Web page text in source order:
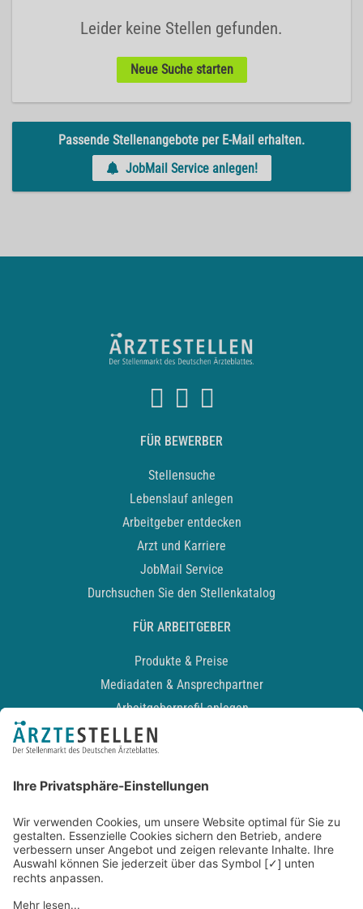
Leider keine Stellen gefunden.
Neue Suche starten
Passende Stellenangebote per E-Mail erhalten.
JobMail Service anlegen!
FÜR BEWERBER
Stellensuche
Lebenslauf anlegen
Arbeitgeber entdecken
Arzt und Karriere
JobMail Service
Durchsuchen Sie den Stellenkatalog
FÜR ARBEITGEBER
Produkte & Preise
Mediadaten & Ansprechpartner
Arbeitgeberprofil anlegen
Recruiting-Podcast
Kontakt
Datenschutz
Newsletter